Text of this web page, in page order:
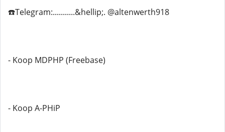
☎️Telegram:...........&hellip;. @altenwerth918
- Koop MDPHP (Freebase)
- Koop A-PHiP